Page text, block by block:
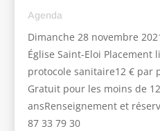
Agenda
Dimanche 28 novembre
Église Saint-Eloi Placement
protocole sanitaire12 € par
Gratuit pour les moins de 12
ansRenseignement et
87 33 79 30